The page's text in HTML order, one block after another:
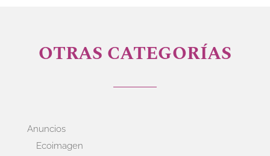
OTRAS CATEGORÍAS
Anuncios
Ecoimagen